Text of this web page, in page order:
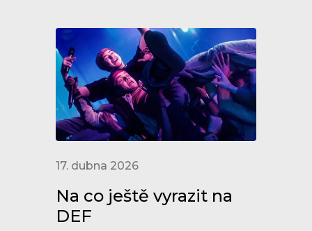
17. dubna 2026
Na co ještě vyrazit na
DEF